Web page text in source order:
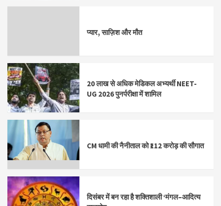
प्यार, साज़िश और मौत
20 लाख से अधिक मेडिकल अभ्यर्थी NEET-
UG 2026 पुनर्परीक्षा में शामिल
CM धामी की नैनीताल को ₹112 करोड़ की सौगात
दिसंबर में बन रहा है शक्तिशाली ‘मंगल–आदित्य